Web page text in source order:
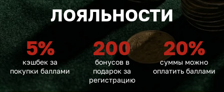
ЛОЯЛЬНОСТИ
5%
кэшбек за
покупки баллами
200
бонусов в
подарок за
регистрацию
20%
суммы можно
оплатить баллами